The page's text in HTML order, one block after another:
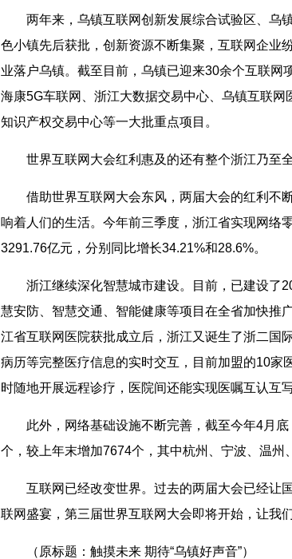
两年来，乌镇互联网创新发展综合试验区、乌
色小镇先后获批，创新资源不断集聚，互联网企业
业落户乌镇。截至目前，乌镇已迎来30余个互联网
海康5G车联网、浙江大数据交易中心、乌镇互联
知识产权交易中心等一大批重点项目。
世界互联网大会红利惠及的还有整个浙江乃至全
借助世界互联网大会东风，两届大会的红利不
响着人们的生活。今年前三季度，浙江省实现网络
3291.76亿元，分别同比增长34.21%和28.6%。
浙江继续深化智慧城市建设。目前，已建设了
慧安防、智慧交通、智能健康等项目在全省加快推
江省互联网医院获批成立后，浙江又诞生了浙二国
病历等完整医疗信息的实时交互，目前加盟的10家
时随地开展远程诊疗，医院间还能实现医嘱互认互写
此外，网络基础设施不断完善，截至今年4月底
个，较上年末增加7674个，其中杭州、宁波、温州
互联网已经改变世界。过去的两届大会已经让
联网盛宴，第三届世界互联网大会即将开始，让我们
（原标题：触摸未来 期待“乌镇好声音”）